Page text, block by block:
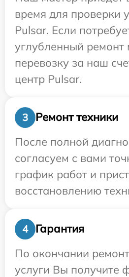
время для проверки
Pulsar. Если
углубленный
перевозку за наш
центр Pulsar.
3
Ремонт техники
После полной
согласуем с вами
график работ и
восстановлению
4
Гарантия
По окончании
услуги Вы получите